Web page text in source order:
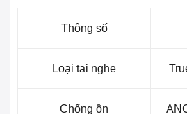
Thông số
Loại tai nghe
Chống ồn